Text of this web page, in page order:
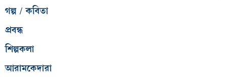
গল্প / কবিতা
প্রবন্ধ
শিল্পকলা
আরামকেদারা